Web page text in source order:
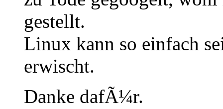
gestellt.
Linux kann so einfach
erwischt.
Danke dafÃ¼r.